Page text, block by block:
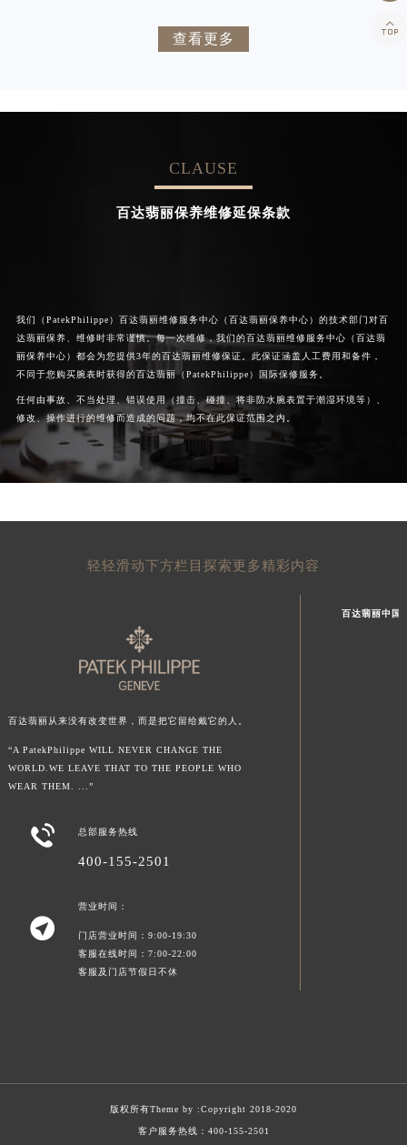
辛迪·克莱门特
资深百达翡丽技师

查看更多
CLAUSE
百达翡丽保养维修延保条款
我们（PatekPhilippe）百达翡丽维修服务中心（百达翡丽保养中心）的技术部门对百
达翡丽保养、维修时非常谨慎。每一次维修，我们的百达翡丽维修服务中心（百达翡
丽保养中心）都会为您提供3年的百达翡丽维修保证。此保证涵盖人工费用和备件，
不同于您购买腕表时获得的百达翡丽（PatekPhilippe）国际保修服务。
任何由事故、不当处理、错误使用（撞击、碰撞、将非防水腕表置于潮湿环境等）、
修改、操作进行的维修而造成的问题，均不在此保证范围之内。
轻轻滑动下方栏目探索更多精彩内容
百达翡丽从来没有改变世界，而是把它留给戴它的人。
“A PatekPhilippe WILL NEVER CHANGE THE
WORLD.WE LEAVE THAT TO THE PEOPLE WHO
WEAR THEM. ...”
 总部服务热线
400-155-2501

营业时间：
门店营业时间：9:00-19:30
客服在线时间：7:00-22:00
客服及门店节假日不休
百达翡丽中国
版权所有Theme by :Copyright 2018-2020
客户服务热线： 400-155-2501
